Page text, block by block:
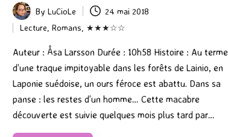
Posted
by
By LuCioLe 24 mai 2018
Posted
in
Lecture Romans ★★★☆☆
Auteur : Åsa Larsson Durée : 10h58 Histoire : Au terme
d’une traque impitoyable dans les forêts de Lainio, en
Laponie suédoise, un ours féroce est abattu. Dans sa
panse : les restes d’un homme… Cette macabre
découverte est suivie quelques mois plus tard par…